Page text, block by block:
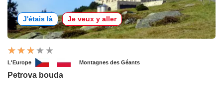
J'étais là Je veux y aller
L'Europe Montagnes des Géants
Petrova bouda